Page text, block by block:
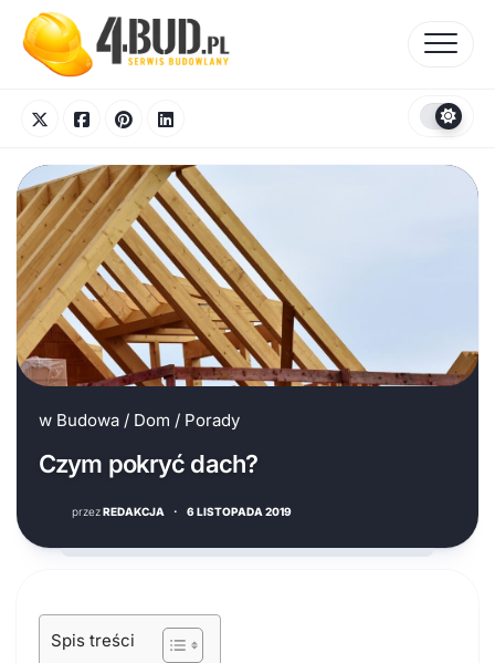
content
w Budowa / Dom / Porady
Czym pokryć dach?
przezREDAKCJA · 6 LISTOPADA 2019
Spis treści